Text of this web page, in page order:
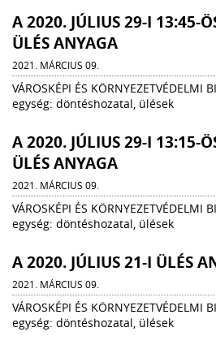
A 2020. JÚLIUS 29-I 13:45-
ÜLÉS ANYAGA
2021. MÁRCIUS 09.
VÁROSKÉPI ÉS KÖRNYEZETVÉDELMI
egység: döntéshozatal, ülések
A 2020. JÚLIUS 29-I 13:15-
ÜLÉS ANYAGA
2021. MÁRCIUS 09.
VÁROSKÉPI ÉS KÖRNYEZETVÉDELMI
egység: döntéshozatal, ülések
A 2020. JÚLIUS 21-I ÜLÉS
2021. MÁRCIUS 09.
VÁROSKÉPI ÉS KÖRNYEZETVÉDELMI
egység: döntéshozatal, ülések